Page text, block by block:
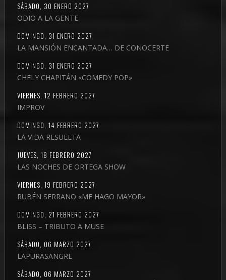
SÁBADO, 30 ENERO 2027
ODIO A LA GENTE
DOMINGO, 31 ENERO 2027
LA MANSIÓN ENCANTADA… DE CONOCERTE
DOMINGO, 31 ENERO 2027
CHELY CHAPITÁN «COMEDY POP»
VIERNES, 12 FEBRERO 2027
IMPROV
DOMINGO, 14 FEBRERO 2027
LA VIDA RESUELTA
JUEVES, 18 FEBRERO 2027
LAS NOCHES DE ORTEGA SHOW
VIERNES, 19 FEBRERO 2027
RUBÉN SERRANO «ME HAGO MAYOR»
DOMINGO, 21 FEBRERO 2027
BLISS – TRIBUTO A MUSE
SÁBADO, 06 MARZO 2027
LAPURASANGRE
SÁBADO, 06 MARZO 2027